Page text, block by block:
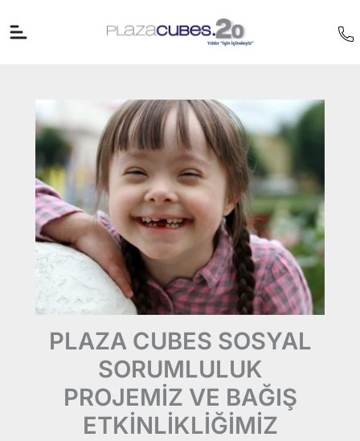
atla
PLAZA CUBES SOSYAL
SORUMLULUK
PROJEMİZ VE BAĞIŞ
ETKİNLİKLİĞİMİZ